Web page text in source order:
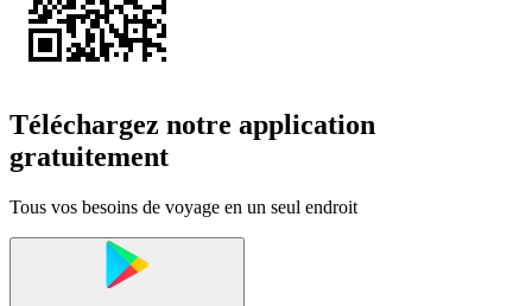
Téléchargez notre application
gratuitement
Tous vos besoins de voyage en un seul endroit